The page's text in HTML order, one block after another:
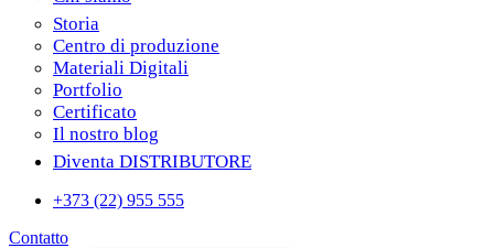
Storia
Centro di produzione
Materiali Digitali
Portfolio
Certificato
Il nostro blog
Diventa DISTRIBUTORE
+373 (22) 955 555
Contatto